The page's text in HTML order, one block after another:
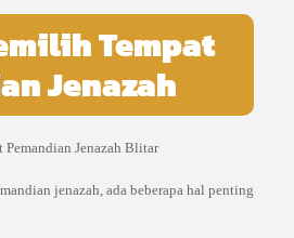
Tempat
Jenazah
jenazah, ada beberapa hal penting